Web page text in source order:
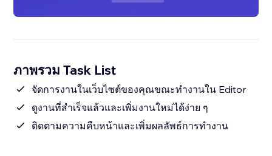
ภาพรวม Task List
จัดการงานในเว็บไซต์ของคุณขณะทำงานใน Editor
ดูงานที่สำเร็จแล้วและเพิ่มงานใหม่ได้ง่าย ๆ
ติดตามความคืบหน้าและเพิ่มผลลัพธ์การทำงาน